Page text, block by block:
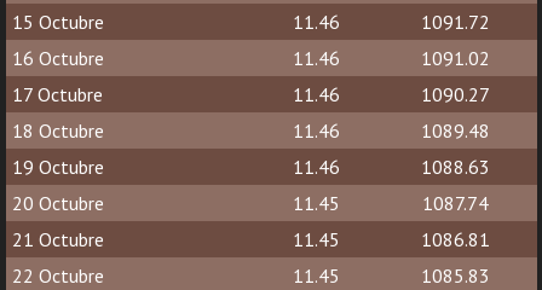
15 Octubre
11.46
1091.72
16 Octubre
11.46
1091.02
17 Octubre
11.46
1090.27
18 Octubre
11.46
1089.48
19 Octubre
11.46
1088.63
20 Octubre
11.45
1087.74
21 Octubre
11.45
1086.81
22 Octubre
11.45
1085.83